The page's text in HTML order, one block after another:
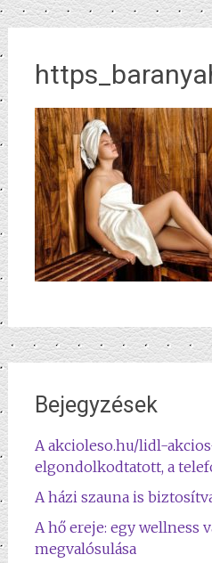
Bejegyzések
A akcioleso.hu/lidl-
elgondolkodtatott, a
A házi szauna is
A hő ereje: egy wellness
megvalósulása